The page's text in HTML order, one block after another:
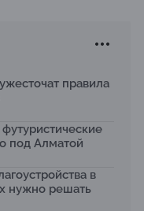
правила
под Алматой
в
нужно решать